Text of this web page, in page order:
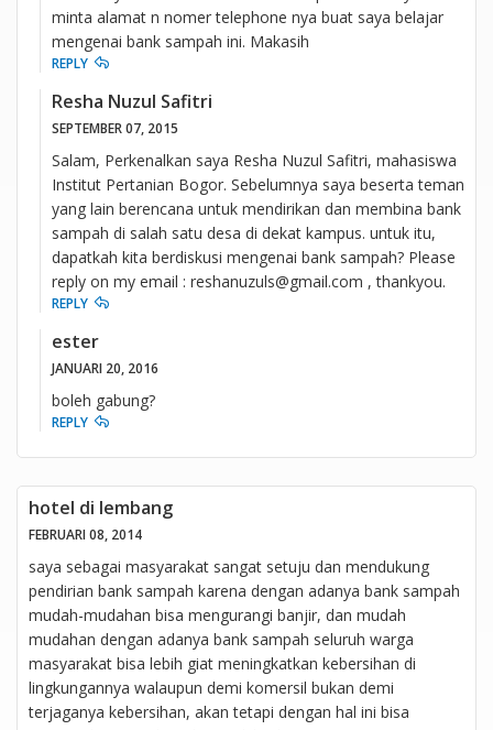
minta alamat n nomer telephone nya buat saya belajar
mengenai bank sampah ini. Makasih
REPLY
Resha Nuzul Safitri
SEPTEMBER 07, 2015
Salam, Perkenalkan saya Resha Nuzul Safitri, mahasiswa
Institut Pertanian Bogor. Sebelumnya saya beserta teman
yang lain berencana untuk mendirikan dan membina bank
sampah di salah satu desa di dekat kampus. untuk itu,
dapatkah kita berdiskusi mengenai bank sampah? Please
reply on my email : reshanuzuls@gmail.com , thankyou.
REPLY
ester
JANUARI 20, 2016
boleh gabung?
REPLY
hotel di lembang
FEBRUARI 08, 2014
saya sebagai masyarakat sangat setuju dan mendukung
pendirian bank sampah karena dengan adanya bank sampah
mudah-mudahan bisa mengurangi banjir, dan mudah
mudahan dengan adanya bank sampah seluruh warga
masyarakat bisa lebih giat meningkatkan kebersihan di
lingkungannya walaupun demi komersil bukan demi
terjaganya kebersihan, akan tetapi dengan hal ini bisa